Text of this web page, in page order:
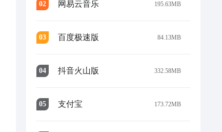
02 网易云音乐 195.63MB
03 百度极速版 84.13MB
04 抖音火山版 332.58MB
05 支付宝 173.72MB